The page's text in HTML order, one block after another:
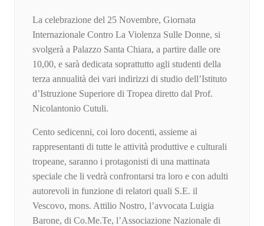
La celebrazione del 25 Novembre, Giornata
Internazionale Contro La Violenza Sulle Donne, si
svolgerà a Palazzo Santa Chiara, a partire dalle ore
10,00, e sarà dedicata soprattutto agli studenti della
terza annualità dei vari indirizzi di studio dell’Istituto
d’Istruzione Superiore di Tropea diretto dal Prof.
Nicolantonio Cutuli.
Cento sedicenni, coi loro docenti, assieme ai
rappresentanti di tutte le attività produttive e culturali
tropeane, saranno i protagonisti di una mattinata
speciale che li vedrà confrontarsi tra loro e con adulti
autorevoli in funzione di relatori quali S.E. il
Vescovo, mons. Attilio Nostro, l’avvocata Luigia
Barone, di Co.Me.Te, l’Associazione Nazionale di